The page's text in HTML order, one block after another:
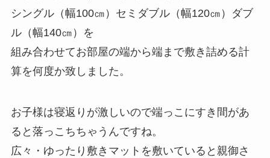
シングル（幅100㎝）セミダブル（幅120㎝）ダブ
ル（幅140㎝）を
組み合わせてお部屋の端から端まで敷き詰める計
算を何度か致しました。
お子様は寝返りが激しいので端っこにすき間があ
ると落っこちちゃうんですね。
広々・ゆったり敷きマットを敷いていると親御さ